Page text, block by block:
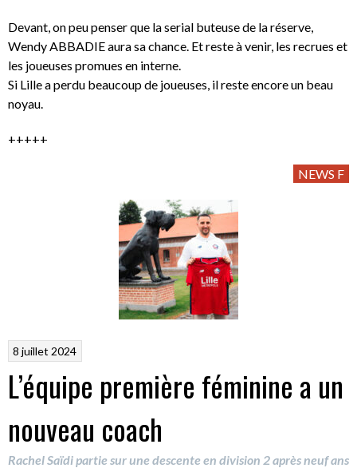
Devant, on peu penser que la serial buteuse de la réserve,
Wendy ABBADIE aura sa chance. Et reste à venir, les recrues et
les joueuses promues en interne.
Si Lille a perdu beaucoup de joueuses, il reste encore un beau
noyau.
+++++
NEWS F
8 juillet 2024
L’équipe première féminine a un
nouveau coach
Rachel Saïdi partie sur une descente en division 2 après neuf ans